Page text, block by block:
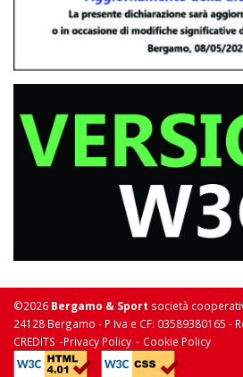
©2026 Bergamo & Sport società
24128 Bergamo - P Iva e CF: 03589380165 -
CREDITS -Privacy Policy - Cookie Policy